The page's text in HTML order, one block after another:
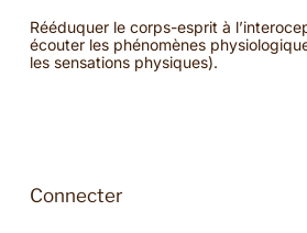
Rééduquer le corps-esprit à
écouter les phénomènes
les sensations physiques).
Connecter